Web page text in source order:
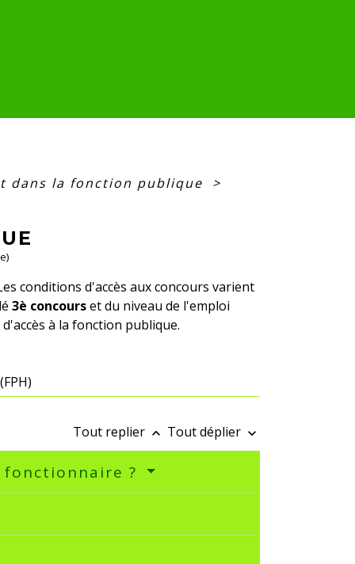
dans la fonction publique
>
conditions d'accès aux concours varient
3è concourset du niveau de l'emploi
à la fonction publique.
Tout replier keyboard_arrow_up Tout déplier keyboard_arrow_down
?